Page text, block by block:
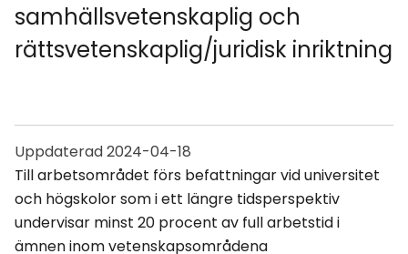
samhällsvetenskaplig och
rättsvetenskaplig/juridisk inriktning
Uppdaterad2024-04-18
Till arbetsområdet förs befattningar vid universitet
och högskolor som i ett längre tidsperspektiv
undervisar minst 20 procent av full arbetstid i
ämnen inom vetenskapsområdena